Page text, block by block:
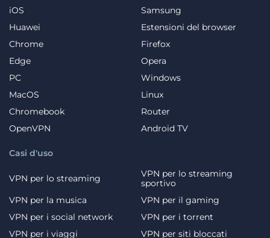
iOS
Samsung
Huawei
Estensioni del browser
Chrome
Firefox
Edge
Opera
PC
Windows
MacOS
Linux
Chromebook
Router
OpenVPN
Android TV
Casi d'uso
VPN per lo streaming
VPN per lo streaming
sportivo
VPN per la musica
VPN per il gaming
VPN per i social network
VPN per i torrent
VPN per i viaggi
VPN per siti bloccati